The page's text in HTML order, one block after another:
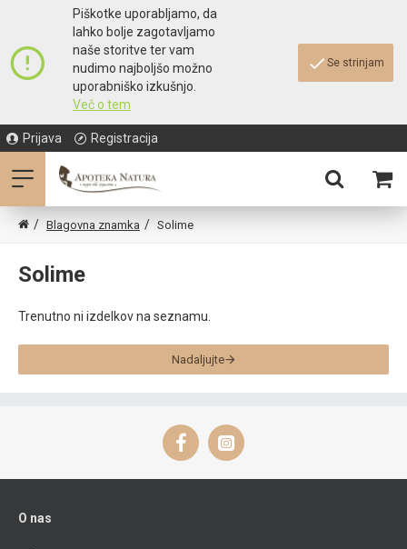
Piškotke uporabljamo, da
lahko bolje zagotavljamo
naše storitve ter vam
nudimo najboljšo možno
uporabniško izkušnjo.
Več o tem
Se strinjam
Prijava Registracija
Blagovna znamka Solime
Solime
Trenutno ni izdelkov na seznamu.
Nadaljujte
O nas